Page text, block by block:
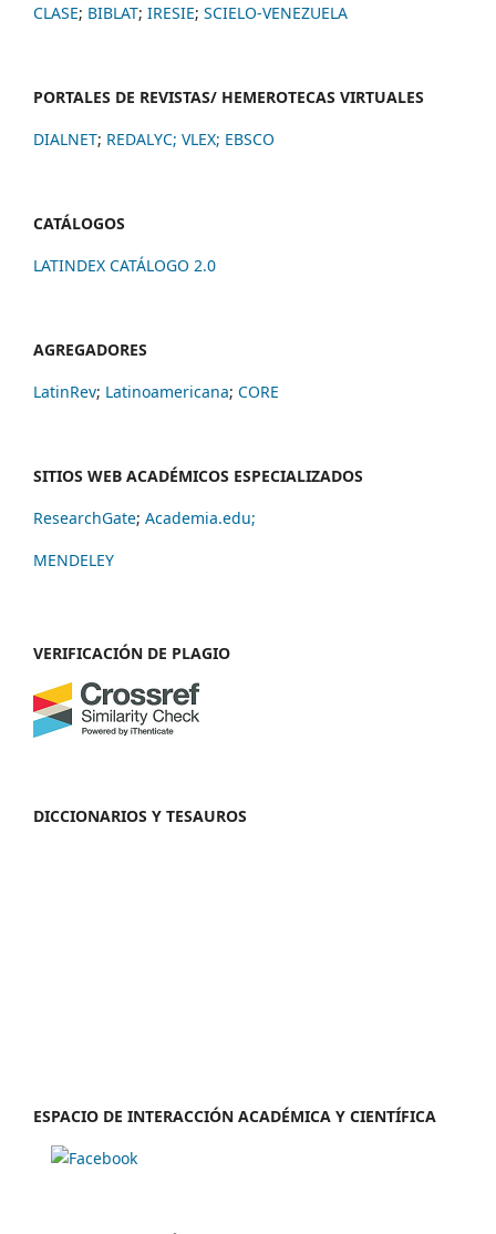
CLASE; BIBLAT; IRESIE; SCIELO-VENEZUELA
PORTALES DE REVISTAS/ HEMEROTECAS VIRTUALES
DIALNET; REDALYC; VLEX; EBSCO
CATÁLOGOS
LATINDEX CATÁLOGO 2.0
AGREGADORES
LatinRev; Latinoamericana; CORE
SITIOS WEB ACADÉMICOS ESPECIALIZADOS
ResearchGate; Academia.edu;
MENDELEY
VERIFICACIÓN DE PLAGIO
DICCIONARIOS Y TESAUROS
ESPACIO DE INTERACCIÓN ACADÉMICA Y CIENTÍFICA